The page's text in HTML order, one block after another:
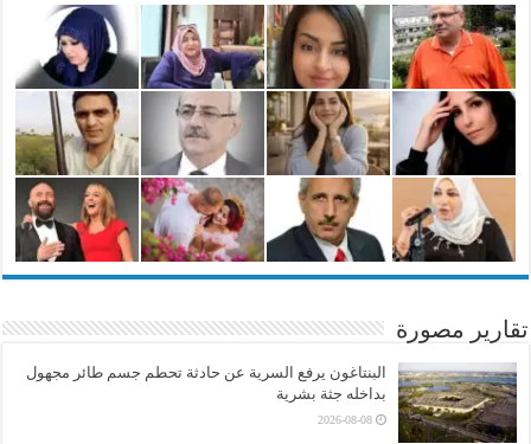
تقارير مصورة
البنتاغون يرفع السرية عن حادثة تحطم جسم طائر مجهول
بداخله جثة بشرية
2026-08-08